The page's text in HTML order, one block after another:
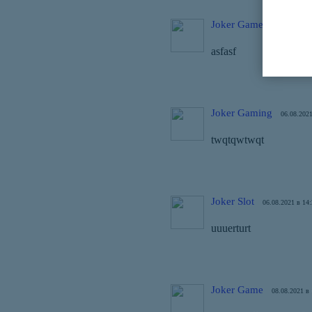
Joker Game
asfasf
Joker Gaming
twqtqwtwqt
Joker Slot 06.08.2021 в
uuuerturt
Joker Game 08.08.2021 в